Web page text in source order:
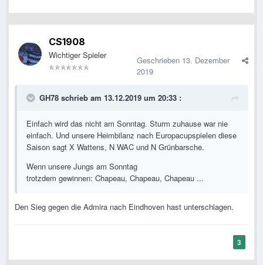
CS1908
Wichtiger Spieler Geschrieben 13. Dezember
2019
GH78 schrieb am 13.12.2019 um 20:33 :
Einfach wird das nicht am Sonntag. Sturm zuhause war nie
einfach. Und unsere Heimbilanz nach Europacupspielen diese
Saison sagt X Wattens, N WAC und N Grünbarsche.
Wenn unsere Jungs am Sonntag
trotzdem gewinnen: Chapeau, Chapeau, Chapeau ...
Den Sieg gegen die Admira nach Eindhoven hast unterschlagen.
3